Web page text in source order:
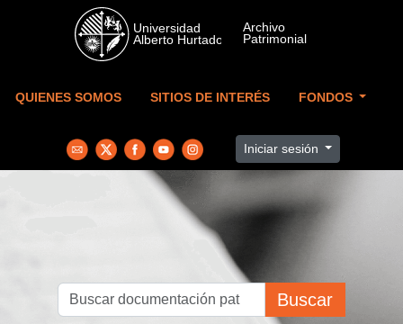
Skip to main content
QUIENES SOMOS SITIOS DE INTERÉS FONDOS
Iniciar sesión
Buscar